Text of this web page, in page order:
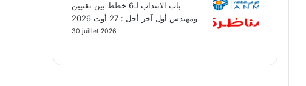
باب الانتداب لـ6 خطط بين تقنيين
ومهندس أول آخر أجل : 27 أوت 2026
30 juillet 2026